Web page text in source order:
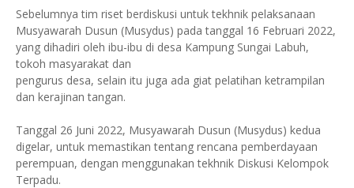
Sebelumnya tim riset berdiskusi untuk tekhnik pelaksanaan
Musyawarah Dusun (Musydus) pada tanggal 16 Februari 2022,
yang dihadiri oleh ibu-ibu di desa Kampung Sungai Labuh,
tokoh masyarakat dan
pengurus desa, selain itu juga ada giat pelatihan ketrampilan
dan kerajinan tangan.
Tanggal 26 Juni 2022, Musyawarah Dusun (Musydus) kedua
digelar, untuk memastikan tentang rencana pemberdayaan
perempuan, dengan menggunakan tekhnik Diskusi Kelompok
Terpadu.